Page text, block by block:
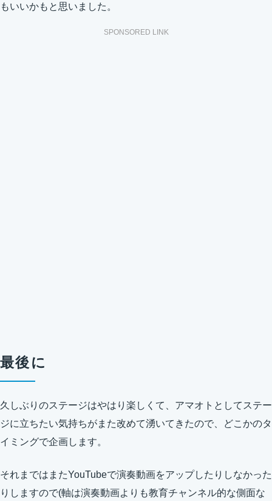
もいいかもと思いました。
SPONSORED LINK
最後に
久しぶりのステージはやはり楽しくて、アマオトとしてステー
ジに立ちたい気持ちがまた改めて湧いてきたので、どこかのタ
イミングで企画します。
それまではまたYouTubeで演奏動画をアップしたりしなかった
りしますので(軸は演奏動画よりも教育チャンネル的な側面な